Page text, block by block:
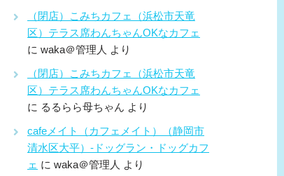
（閉店）こみちカフェ（浜松市天竜
区）テラス席わんちゃんOKなカフェ
に waka＠管理人 より
（閉店）こみちカフェ（浜松市天竜
区）テラス席わんちゃんOKなカフェ
に るるらら母ちゃん より
cafeメイト（カフェメイト）（静岡市
清水区大平）-ドッグラン・ドッグカフ
ェ に waka＠管理人 より